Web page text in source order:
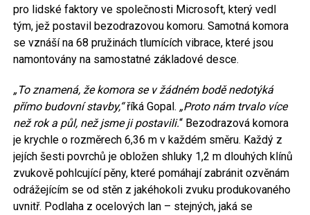
pro lidské faktory ve společnosti Microsoft, který vedl
tým, jež postavil bezodrazovou komoru. Samotná komora
se vznáší na 68 pružinách tlumících vibrace, které jsou
namontovány na samostatné základové desce.
„To znamená, že komora se v žádném bodě nedotýká
přímo budovní stavby,“říká Gopal. „Proto nám trvalo více
než rok a půl, než jsme ji postavili.“ Bezodrazová komora
je krychle o rozměrech 6,36 m v každém směru. Každý z
jejích šesti povrchů je obložen shluky 1,2 m dlouhých klínů
zvukově pohlcující pěny, které pomáhají zabránit ozvěnám
odrážejícím se od stěn z jakéhokoli zvuku produkovaného
uvnitř. Podlaha z ocelových lan – stejných, jaká se